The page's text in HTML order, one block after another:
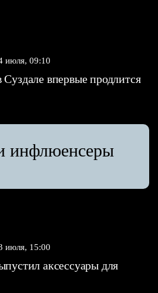
июля, 09:10
впервые продлится
инфлюенсеры
июля, 15:00
аксессуары для